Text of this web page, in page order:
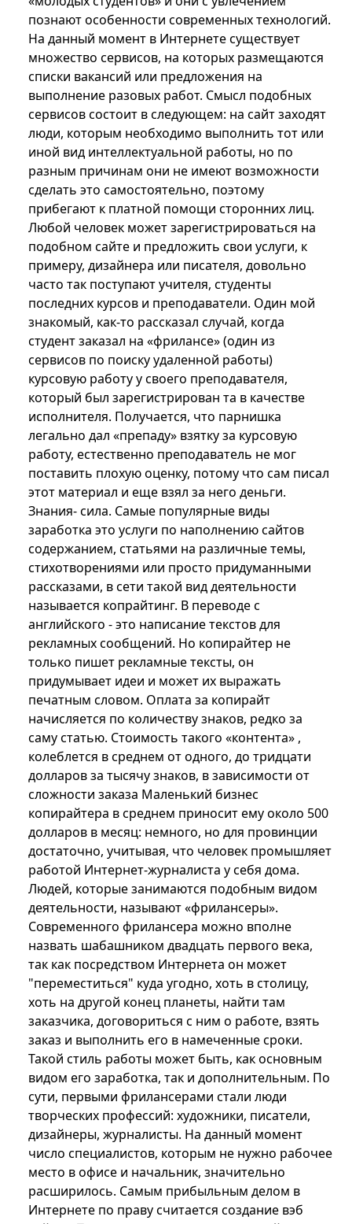
познают особенности современных технологий.
На данный момент в Интернете существует
множество сервисов, на которых размещаются
списки вакансий или предложения на
выполнение разовых работ. Смысл подобных
сервисов состоит в следующем: на сайт заходят
люди, которым необходимо выполнить тот или
иной вид интеллектуальной работы, но по
разным причинам они не имеют возможности
сделать это самостоятельно, поэтому
прибегают к платной помощи сторонних лиц.
Любой человек может зарегистрироваться на
подобном сайте и предложить свои услуги, к
примеру, дизайнера или писателя, довольно
часто так поступают учителя, студенты
последних курсов и преподаватели. Один мой
знакомый, как-то рассказал случай, когда
студент заказал на «фрилансе» (один из
сервисов по поиску удаленной работы)
курсовую работу у своего преподавателя,
который был зарегистрирован та в качестве
исполнителя. Получается, что парнишка
легально дал «препаду» взятку за курсовую
работу, естественно преподаватель не мог
поставить плохую оценку, потому что сам писал
этот материал и еще взял за него деньги.
Знания- сила. Самые популярные виды
заработка это услуги по наполнению сайтов
содержанием, статьями на различные темы,
стихотворениями или просто придуманными
рассказами, в сети такой вид деятельности
называется копрайтинг. В переводе с
английского - это написание текстов для
рекламных сообщений. Но копирайтер не
только пишет рекламные тексты, он
придумывает идеи и может их выражать
печатным словом. Оплата за копирайт
начисляется по количеству знаков, редко за
саму статью. Стоимость такого «контента» ,
колеблется в среднем от одного, до тридцати
долларов за тысячу знаков, в зависимости от
сложности заказа Маленький бизнес
копирайтера в среднем приносит ему около 500
долларов в месяц: немного, но для провинции
достаточно, учитывая, что человек промышляет
работой Интернет-журналиста у себя дома.
Людей, которые занимаются подобным видом
деятельности, называют «фрилансеры».
Современного фрилансера можно вполне
назвать шабашником двадцать первого века,
так как посредством Интернета он может
"переместиться" куда угодно, хоть в столицу,
хоть на другой конец планеты, найти там
заказчика, договориться с ним о работе, взять
заказ и выполнить его в намеченные сроки.
Такой стиль работы может быть, как основным
видом его заработка, так и дополнительным. По
сути, первыми фрилансерами стали люди
творческих профессий: художники, писатели,
дизайнеры, журналисты. На данный момент
число специалистов, которым не нужно рабочее
место в офисе и начальник, значительно
расширилось. Самым прибыльным делом в
Интернете по праву считается создание вэб